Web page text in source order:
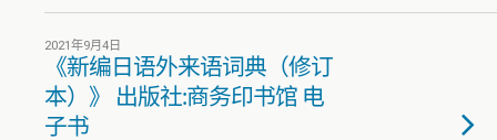
2021年9月4日
《新编日语外来语词典（修订
本）》 出版社:商务印书馆 电
子书